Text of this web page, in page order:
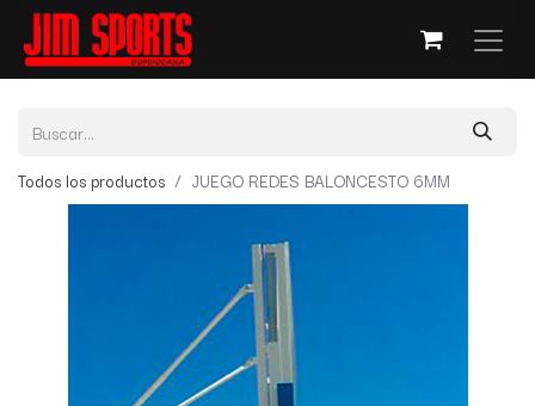
Todos los productos JUEGO REDES BALONCESTO 6MM